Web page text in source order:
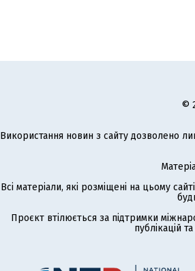
©
Використання новин з сайту дозволено
Всі матеріали, які розміщені на цьому
Проєкт втілюється за підтримки
публікацій